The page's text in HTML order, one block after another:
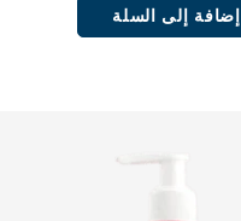
إضافة إلى السلة